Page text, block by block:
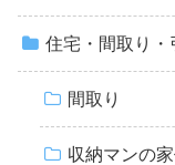
住宅・間取り・
間取り
収納マンの家